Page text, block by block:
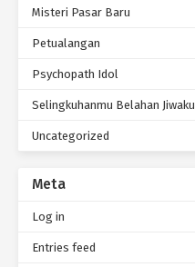
Misteri Pasar Baru
Petualangan
Psychopath Idol
Selingkuhanmu Belahan Jiwaku
Uncategorized
Meta
Log in
Entries feed